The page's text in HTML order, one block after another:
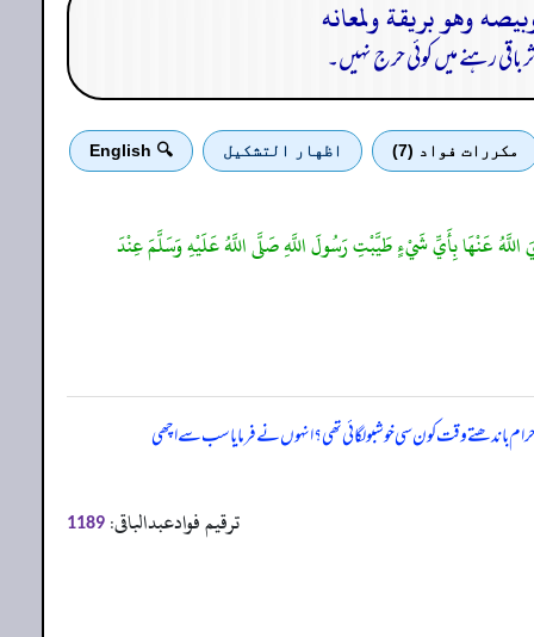
رہنے میں کوئی حرج نہیں۔
مكررات فواد (7) اظهار التشكيل 🔍 English
عَنْهَا بِأَيِّ شَيْءٍ طَيَّبْتِ رَسُولَ اللَّهِ صَلَّى اللَّهُ عَلَيْهِ وَسَلَّمَ عِنْدَ
باندھتے وقت کون سی خوشبو لگائی تھی؟ انہوں نے فرمایا سب سے اچھی
ترقیم فوادعبدالباقی: 1189